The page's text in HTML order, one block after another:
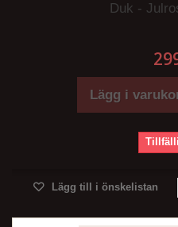
Duk -
Lägg i
Lägg till i önskelistan